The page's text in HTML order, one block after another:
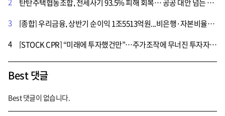
탄탄주택협동조합, 전세사기 93.5% 피해 회복… 공공 대안 넘는 연대형 모델 주목
3
[종합] 우리금융, 상반기 순이익 1조5513억원...비은행·자본비율개선
4
[STOCK CPR] “미래에 투자했건만”…주가조작에 무너진 투자자들의 꿈
Best 댓글
Best 댓글이 없습니다.